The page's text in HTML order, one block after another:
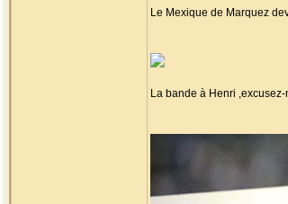
Le Mexique de Marquez
La bande à Henri ,excusez-